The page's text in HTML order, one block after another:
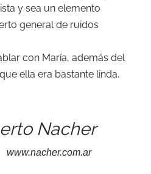
y sea un elemento
general de ruidos
con María, además del
ella era bastante linda.
Nacher
www.nacher.com.ar